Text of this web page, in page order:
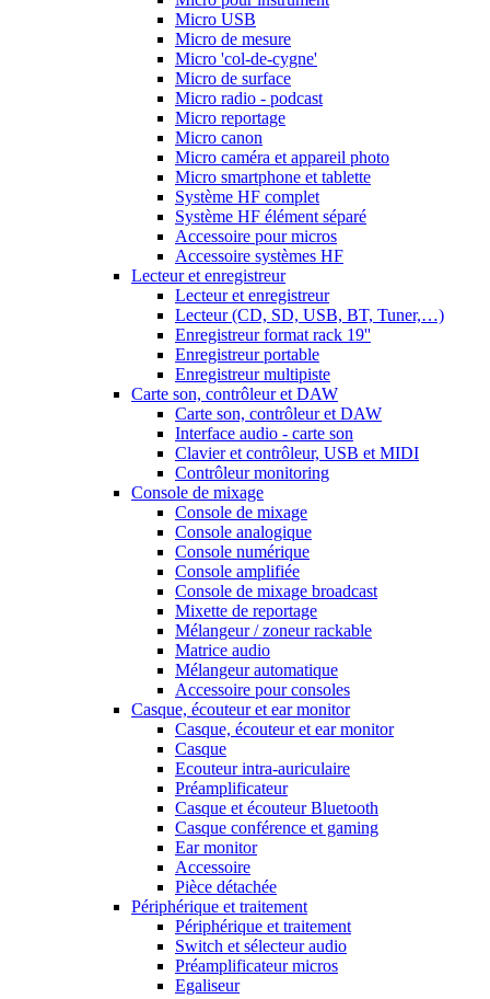
Micro USB
Micro de mesure
Micro 'col-de-cygne'
Micro de surface
Micro radio - podcast
Micro reportage
Micro canon
Micro caméra et appareil photo
Micro smartphone et tablette
Système HF complet
Système HF élément séparé
Accessoire pour micros
Accessoire systèmes HF
Lecteur et enregistreur
Lecteur et enregistreur
Lecteur (CD, SD, USB, BT, Tuner,…)
Enregistreur format rack 19''
Enregistreur portable
Enregistreur multipiste
Carte son, contrôleur et DAW
Carte son, contrôleur et DAW
Interface audio - carte son
Clavier et contrôleur, USB et MIDI
Contrôleur monitoring
Console de mixage
Console de mixage
Console analogique
Console numérique
Console amplifiée
Console de mixage broadcast
Mixette de reportage
Mélangeur / zoneur rackable
Matrice audio
Mélangeur automatique
Accessoire pour consoles
Casque, écouteur et ear monitor
Casque, écouteur et ear monitor
Casque
Ecouteur intra-auriculaire
Préamplificateur
Casque et écouteur Bluetooth
Casque conférence et gaming
Ear monitor
Accessoire
Pièce détachée
Périphérique et traitement
Périphérique et traitement
Switch et sélecteur audio
Préamplificateur micros
Egaliseur